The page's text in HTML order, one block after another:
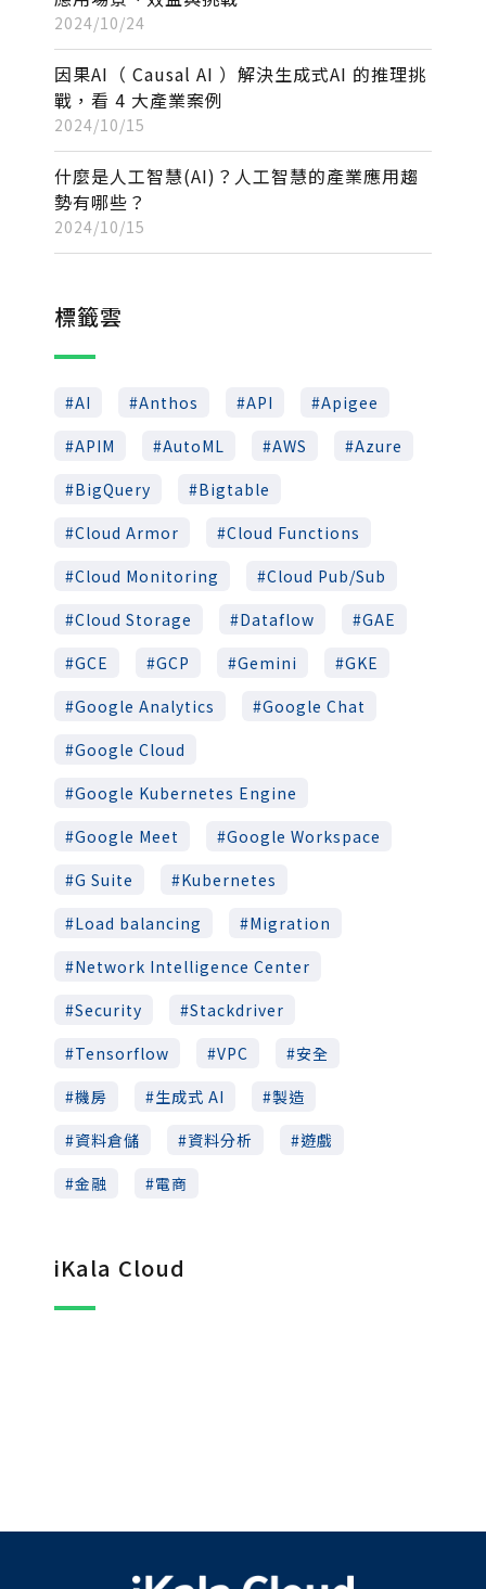
2024/10/24
因果AI（ Causal AI ）解決生成式AI 的推理挑
戰，看 4 大產業案例
2024/10/15
什麼是人工智慧(AI)？人工智慧的產業應用趨
勢有哪些？
2024/10/15
標籤雲
AI Anthos API
Apigee
APIM
AutoML AWS
Azure
BigQuery
Bigtable
Cloud Armor
Cloud Functions
Cloud Monitoring
Cloud Pub/Sub
Cloud Storage
Dataflow
GAE
GCE
GCP Gemini
GKE
Google Analytics
Google Chat
Google Cloud
Google Kubernetes Engine
Google Meet
Google Workspace
G Suite
Kubernetes
Load balancing
Migration
Network Intelligence Center
Security
Stackdriver
Tensorflow
VPC
安全
機房
生成式 AI
製造
資料倉儲
資料分析
遊戲
金融
電商
iKala Cloud